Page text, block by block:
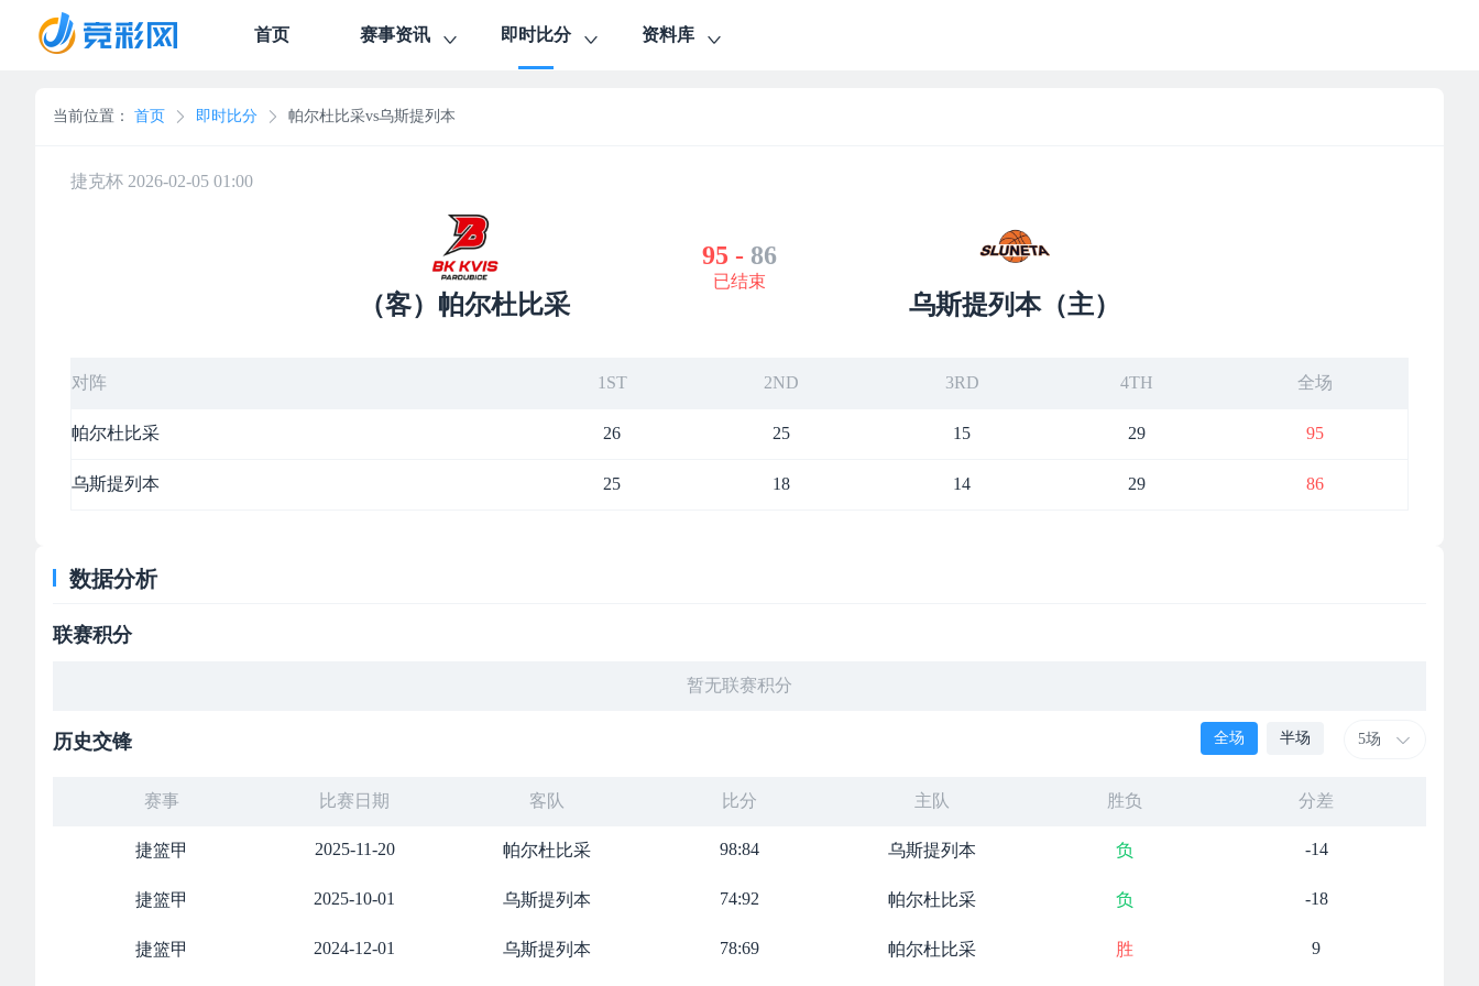
首页 赛事资讯 即时比分 资料库
当前位置： 首页 即时比分 帕尔杜比采vs乌斯提列本
（客）帕尔杜比采
捷克杯 2026-02-05 01:00
95 - 86
已结束
乌斯提列本（主）
对阵 1ST 2ND 3RD 4TH 全场
帕尔杜比采 26 25 15 29 95
乌斯提列本 25 18 14 29 86
数据分析
联赛积分
暂无联赛积分
历史交锋 5场
全场 半场
赛事 比赛日期 客队 比分 主队 胜负 分差
捷篮甲 2025-11-20 帕尔杜比采 98:84 乌斯提列本 负 -14
捷篮甲 2025-10-01 乌斯提列本 74:92 帕尔杜比采 负 -18
捷篮甲 2024-12-01 乌斯提列本 78:69 帕尔杜比采 胜 9